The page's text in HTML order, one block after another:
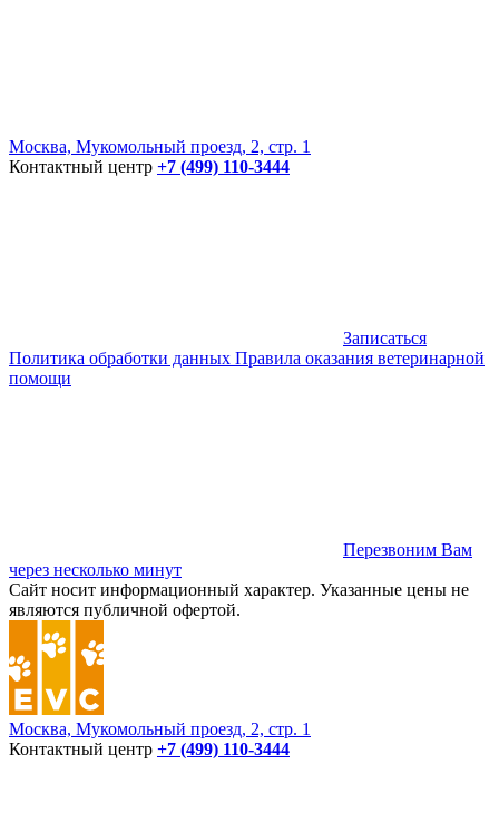
Москва, Мукомольный проезд, 2, стр. 1
Контактный центр +7 (499) 110-3444
Записаться
Политика обработки данных Правила оказания ветеринарной
помощи
Перезвоним Вам
через несколько минут
Сайт носит информационный характер. Указанные цены не
являются публичной офертой.
Москва, Мукомольный проезд, 2, стр. 1
Контактный центр +7 (499) 110-3444